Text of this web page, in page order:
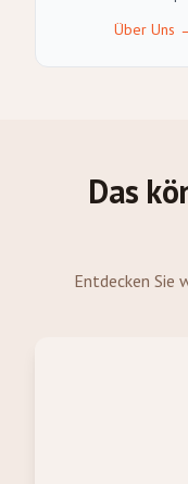
Über Uns
Das
Entdecken Sie